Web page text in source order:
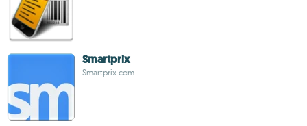
Smartprix
Smartprix.com